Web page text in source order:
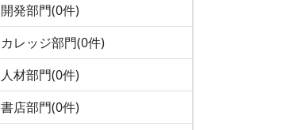
開発部門(0件)
カレッジ部門(0件)
人材部門(0件)
書店部門(0件)